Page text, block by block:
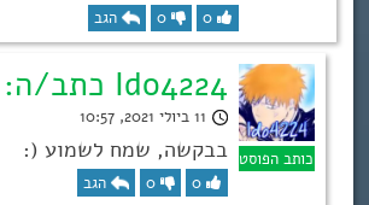
0
0 הגב
Ido4224 כתב/ה:
11 ביולי 2021, 10:57
בבקשה, שמח לשמוע (:
0
0 הגב